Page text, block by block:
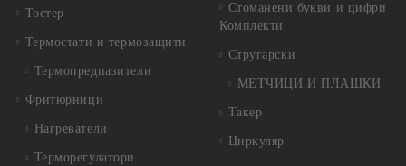
Тостер
Термостати и термозащити
Термопредпазители
Фритюрници
Нагреватели
Терморегулатори
Стоманени букви и цифри
Комплекти
Стругарски
МЕТЧИЦИ И ПЛАШКИ
Такер
Циркуляр